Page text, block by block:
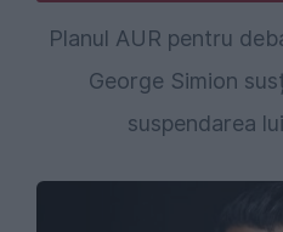
Planul AUR pentru
George Simion
suspendarea